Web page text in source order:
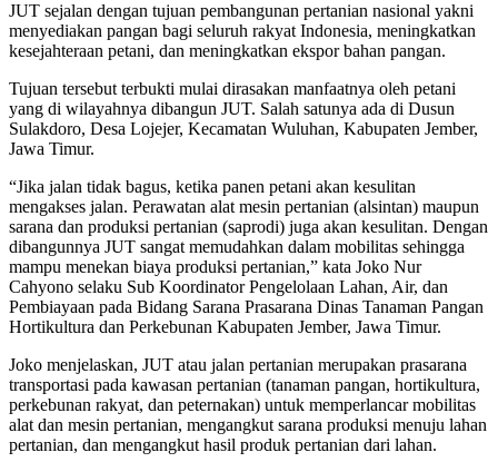
JUT sejalan dengan tujuan pembangunan pertanian nasional yakni
menyediakan pangan bagi seluruh rakyat Indonesia, meningkatkan
kesejahteraan petani, dan meningkatkan ekspor bahan pangan.
Tujuan tersebut terbukti mulai dirasakan manfaatnya oleh petani
yang di wilayahnya dibangun JUT. Salah satunya ada di Dusun
Sulakdoro, Desa Lojejer, Kecamatan Wuluhan, Kabupaten Jember,
Jawa Timur.
“Jika jalan tidak bagus, ketika panen petani akan kesulitan
mengakses jalan. Perawatan alat mesin pertanian (alsintan) maupun
sarana dan produksi pertanian (saprodi) juga akan kesulitan. Dengan
dibangunnya JUT sangat memudahkan dalam mobilitas sehingga
mampu menekan biaya produksi pertanian,” kata Joko Nur
Cahyono selaku Sub Koordinator Pengelolaan Lahan, Air, dan
Pembiayaan pada Bidang Sarana Prasarana Dinas Tanaman Pangan
Hortikultura dan Perkebunan Kabupaten Jember, Jawa Timur.
Joko menjelaskan, JUT atau jalan pertanian merupakan prasarana
transportasi pada kawasan pertanian (tanaman pangan, hortikultura,
perkebunan rakyat, dan peternakan) untuk memperlancar mobilitas
alat dan mesin pertanian, mengangkut sarana produksi menuju lahan
pertanian, dan mengangkut hasil produk pertanian dari lahan.